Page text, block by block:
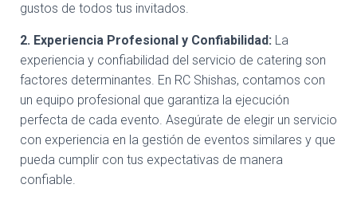
gustos de todos tus invitados.
2. Experiencia Profesional y Confiabilidad: La
experiencia y confiabilidad del servicio de catering son
factores determinantes. En RC Shishas, contamos con
un equipo profesional que garantiza la ejecución
perfecta de cada evento. Asegúrate de elegir un servicio
con experiencia en la gestión de eventos similares y que
pueda cumplir con tus expectativas de manera
confiable.